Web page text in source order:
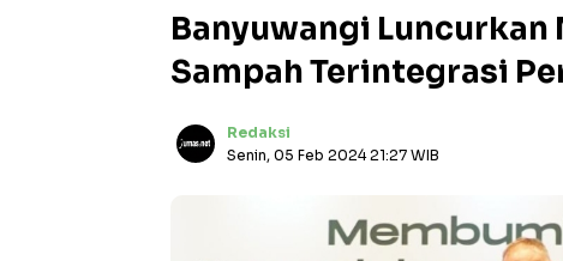
Banyuwangi
Sampah Terintegrasi
Redaksi
Senin, 05 Feb 2024 21:27 WIB